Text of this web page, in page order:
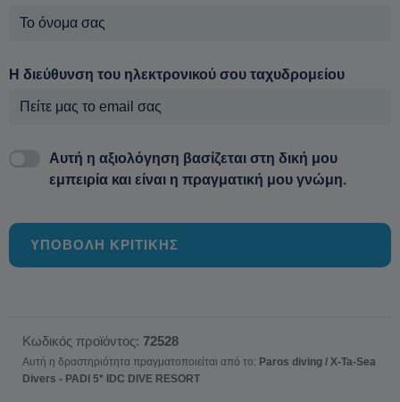
Η διεύθυνση του ηλεκτρονικού σου ταχυδρομείου
Αυτή η αξιολόγηση βασίζεται στη δική μου
εμπειρία και είναι η πραγματική μου γνώμη.
ΥΠΟΒΟΛΗ ΚΡΙΤΙΚΗΣ
Κωδικός προϊόντος: 72528
Αυτή η δραστηριότητα πραγματοποιείται από το: Paros diving / X-Ta-Sea
Divers - PADI 5* IDC DIVE RESORT